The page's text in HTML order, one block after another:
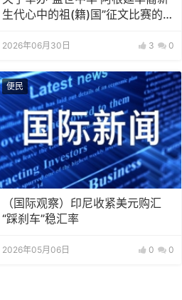
生代心中的祖(籍)国”征文比赛的通
2026年06月30日 3 0
便民
（国际观察）印尼收紧美元购汇
“踩刹车”稳汇率
2026年05月06日 0 0